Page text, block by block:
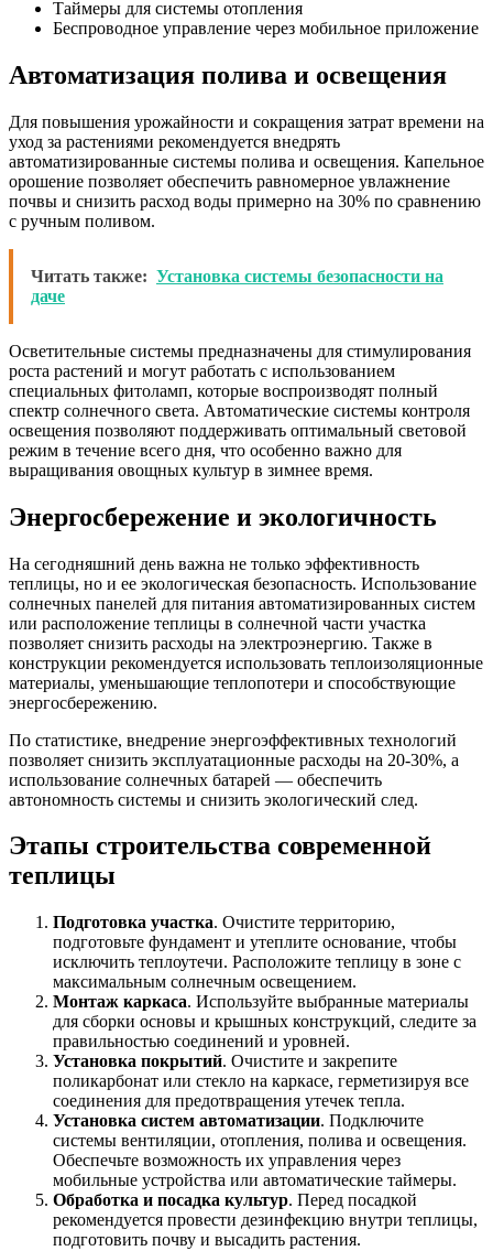
Таймеры для системы отопления
Беспроводное управление через мобильное приложение
Автоматизация полива и освещения
Для повышения урожайности и сокращения затрат времени на
уход за растениями рекомендуется внедрять
автоматизированные системы полива и освещения. Капельное
орошение позволяет обеспечить равномерное увлажнение
почвы и снизить расход воды примерно на 30% по сравнению
с ручным поливом.
Читать также: Установка системы безопасности на
даче
Осветительные системы предназначены для стимулирования
роста растений и могут работать с использованием
специальных фитоламп, которые воспроизводят полный
спектр солнечного света. Автоматические системы контроля
освещения позволяют поддерживать оптимальный световой
режим в течение всего дня, что особенно важно для
выращивания овощных культур в зимнее время.
Энергосбережение и экологичность
На сегодняшний день важна не только эффективность
теплицы, но и ее экологическая безопасность. Использование
солнечных панелей для питания автоматизированных систем
или расположение теплицы в солнечной части участка
позволяет снизить расходы на электроэнергию. Также в
конструкции рекомендуется использовать теплоизоляционные
материалы, уменьшающие теплопотери и способствующие
энергосбережению.
По статистике, внедрение энергоэффективных технологий
позволяет снизить эксплуатационные расходы на 20-30%, а
использование солнечных батарей — обеспечить
автономность системы и снизить экологический след.
Этапы строительства современной
теплицы
Подготовка участка. Очистите территорию,
подготовьте фундамент и утеплите основание, чтобы
исключить теплоутечи. Расположите теплицу в зоне с
максимальным солнечным освещением.
Монтаж каркаса. Используйте выбранные материалы
для сборки основы и крышных конструкций, следите за
правильностью соединений и уровней.
Установка покрытий. Очистите и закрепите
поликарбонат или стекло на каркасе, герметизируя все
соединения для предотвращения утечек тепла.
Установка систем автоматизации. Подключите
системы вентиляции, отопления, полива и освещения.
Обеспечьте возможность их управления через
мобильные устройства или автоматические таймеры.
Обработка и посадка культур. Перед посадкой
рекомендуется провести дезинфекцию внутри теплицы,
подготовить почву и высадить растения.